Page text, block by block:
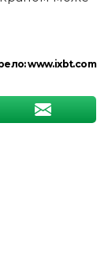
www.ixbt.com